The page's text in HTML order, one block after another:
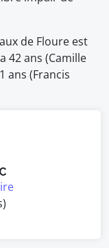
de Floure est
42 ans (Camille
ans (Francis